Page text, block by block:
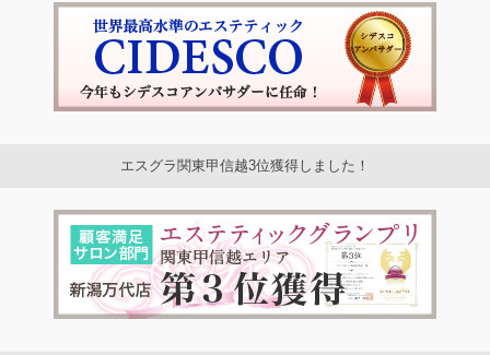
エスグラ関東甲信越3位獲得しました！